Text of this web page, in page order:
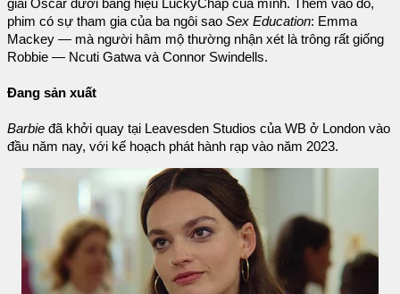
giải Oscar dưới bảng hiệu LuckyChap của mình. Thêm vào đó,
phim có sự tham gia của ba ngôi sao Sex Education: Emma
Mackey — mà người hâm mộ thường nhận xét là trông rất giống
Robbie — Ncuti Gatwa và Connor Swindells.
Đang sản xuất
Barbie đã khởi quay tại Leavesden Studios của WB ở London vào
đầu năm nay, với kế hoạch phát hành rạp vào năm 2023.